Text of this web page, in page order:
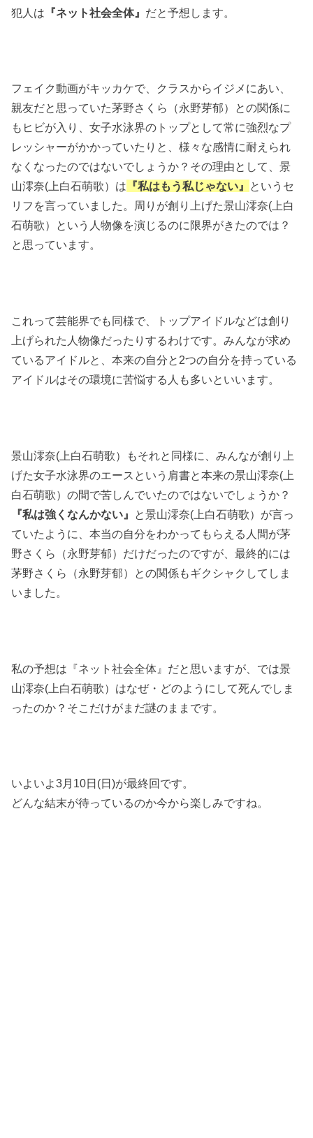
犯人は 『ネット社会全体』 だと予想します。
フェイク動画がキッカケで、クラスからイジメにあい、
親友だと思っていた茅野さくら（永野芽郁）との関係に
もヒビが入り、女子水泳界のトップとして常に強烈なプ
レッシャーがかかっていたりと、様々な感情に耐えられ
なくなったのではないでしょうか？その理由として、景
山澪奈(上白石萌歌）は 『私はもう私じゃない』 というセ
リフを言っていました。周りが創り上げた景山澪奈(上白
石萌歌）という人物像を演じるのに限界がきたのでは？
と思っています。
これって芸能界でも同様で、トップアイドルなどは創り
上げられた人物像だったりするわけです。みんなが求め
ているアイドルと、本来の自分と2つの自分を持っている
アイドルはその環境に苦悩する人も多いといいます。
景山澪奈(上白石萌歌）もそれと同様に、みんなが創り上
げた女子水泳界のエースという肩書と本来の景山澪奈(上
白石萌歌）の間で苦しんでいたのではないでしょうか？
『私は強くなんかない』 と景山澪奈(上白石萌歌）が言っ
ていたように、本当の自分をわかってもらえる人間が茅
野さくら（永野芽郁）だけだったのですが、最終的には
茅野さくら（永野芽郁）との関係もギクシャクしてしま
いました。
私の予想は『ネット社会全体』だと思いますが、では景
山澪奈(上白石萌歌）はなぜ・どのようにして死んでしま
ったのか？そこだけがまだ謎のままです。
いよいよ3月10日(日)が最終回です。
どんな結末が待っているのか今から楽しみですね。